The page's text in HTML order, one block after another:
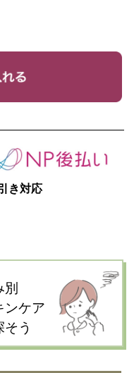
き対応
別
ンケア
そう